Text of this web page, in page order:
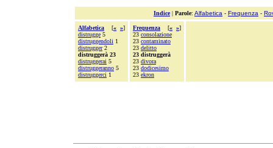
Indice| Parole: Alfabetica - Frequenza -
Alfabetica [« »]
distrugge 5
distruggendoli 1
distrugger2
distruggerà 23
distruggerai 5
distruggeranno 5
distruggerci 1
Frequenza [« »]
23 consolazione
23 contaminato
23 delitto
23 distruggerà
23 divora
23 dodicesimo
23 ekron